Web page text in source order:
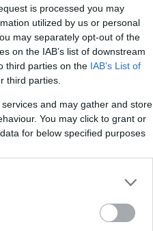
is processed you may
utilized by us or personal
may separately opt-out of the
on the IAB’s list of downstream
third parties on the IAB’s List of
third parties.
and may gather and store
You may click to grant or
for below specified purposes
2. Ekstraligi U19, który
Nowy termin nie jest jeszcze
przez Speedway Ekstraliga w
Cellfast Wilków Krosno
zwycięzcą został Maksymilian
Drużynowych
Wtedy też „wataha” podejmie